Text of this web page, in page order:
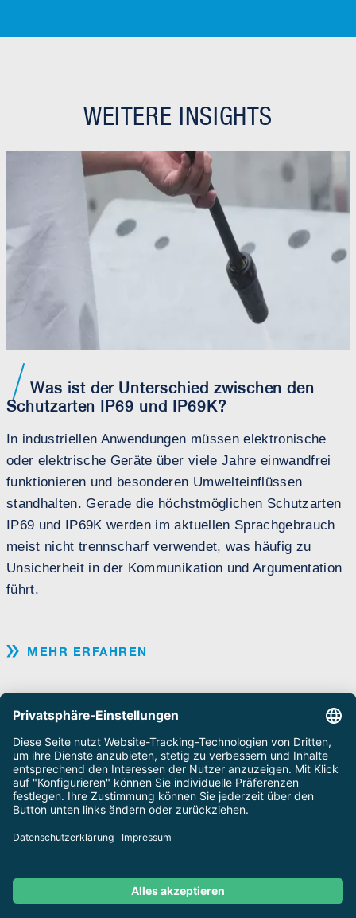
WEITERE INSIGHTS
Was ist der Unterschied zwischen den
Schutzarten IP69 und IP69K?
In industriellen Anwendungen müssen elektronische
oder elektrische Geräte über viele Jahre einwandfrei
funktionieren und besonderen Umwelteinflüssen
standhalten. Gerade die höchstmöglichen Schutzarten
IP69 und IP69K werden im aktuellen Sprachgebrauch
meist nicht trennscharf verwendet, was häufig zu
Unsicherheit in der Kommunikation und Argumentation
führt.
MEHR ERFAHREN
ALLE INSIGHTS